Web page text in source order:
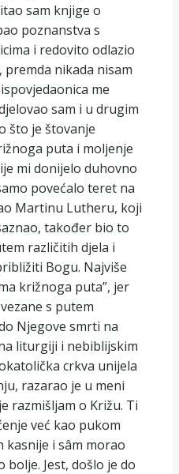
sam knjige o
poznanstva s
i redovito odlazio
nikada nisam
me
sam i u drugim
što je štovanje
puta i moljenje
mi donijelo duhovno
povećalo teret na
Martinu Lutheru, koji
također bio to
različitih djela i
Bogu. Najviše
križnoga puta”, jer
s putem
Njegove smrti na
liturgiji i nebiblijskim
crkva unijela
razarao je u meni
razmišljam o Križu. Ti
već kao pukom
kasnije i sâm morao
Jest, došlo je do